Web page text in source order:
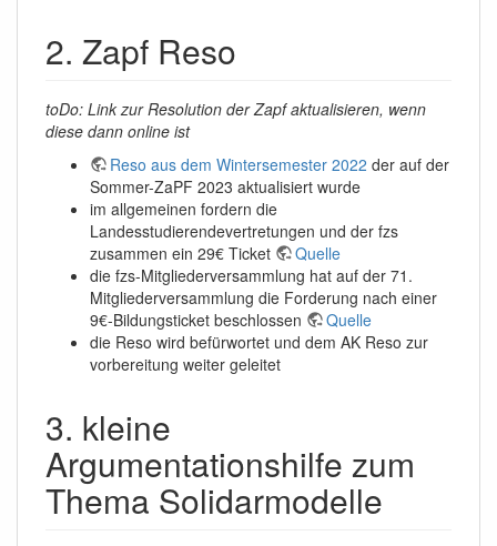
2. Zapf Reso
toDo: Link zur Resolution der Zapf aktualisieren, wenn
diese dann online ist
Reso aus dem Wintersemester 2022 der auf der
Sommer-ZaPF 2023 aktualisiert wurde
im allgemeinen fordern die
Landesstudierendevertretungen und der fzs
zusammen ein 29€ Ticket
Quelle
die fzs-Mitgliederversammlung hat auf der 71.
Mitgliederversammlung die Forderung nach einer
9€-Bildungsticket beschlossen
Quelle
die Reso wird befürwortet und dem AK Reso zur
vorbereitung weiter geleitet
3. kleine
Argumentationshilfe zum
Thema Solidarmodelle